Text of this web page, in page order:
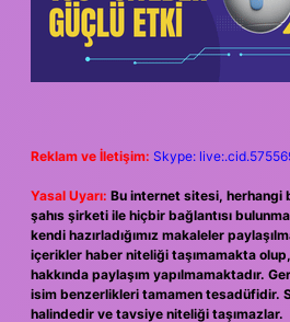
Reklam ve İletişim: Skype:
Yasal Uyarı: Bu internet sitesi, herhangi
şahıs şirketi ile hiçbir bağlantısı
kendi hazırladığımız makaleler
içerikler haber niteliği taşımamakta
hakkında paylaşım yapılmamaktadır.
isim benzerlikleri tamamen tesadüfidir.
halindedir ve tavsiye niteliği taşımazlar.